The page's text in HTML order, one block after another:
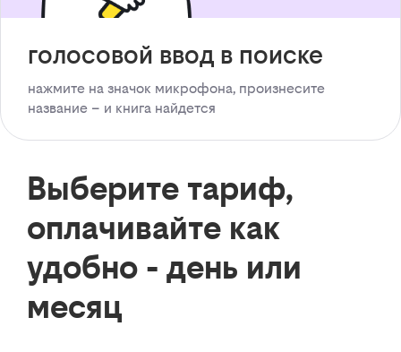
голосовой ввод в поиске
нажмите на значок микрофона, произнесите
название – и книга найдется
Выберите тариф,
оплачивайте как
удобно - день или
месяц